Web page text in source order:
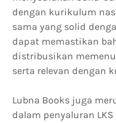
dengan kurikulum
sama yang solid
dapat memastikan
distribusikan
serta relevan dengan
Lubna Books juga
dalam penyaluran